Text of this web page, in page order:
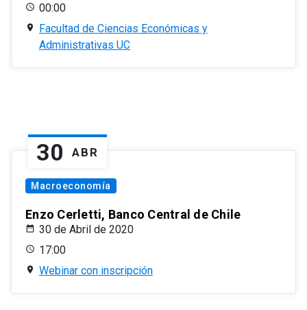
00:00
Facultad de Ciencias Económicas y
Administrativas UC
30 ABR
Macroeconomía
Enzo Cerletti, Banco Central de Chile
30 de Abril de 2020
17:00
Webinar con inscripción